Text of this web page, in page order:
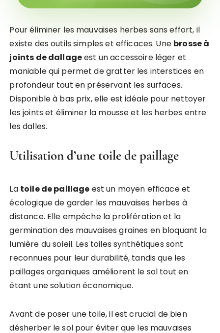
Pour éliminer les mauvaises herbes sans effort, il
existe des outils simples et efficaces. Une brosse à
joints de dallageest un accessoire léger et
maniable qui permet de gratter les interstices en
profondeur tout en préservant les surfaces.
Disponible à bas prix, elle est idéale pour nettoyer
les joints et éliminer la mousse et les herbes entre
les dalles.
Utilisation d’une toile de paillage
La toile de paillage est un moyen efficace et
écologique de garder les mauvaises herbes à
distance. Elle empêche la prolifération et la
germination des mauvaises graines en bloquant la
lumière du soleil. Les toiles synthétiques sont
reconnues pour leur durabilité, tandis que les
paillages organiques améliorent le sol tout en
étant une solution économique.
Avant de poser une toile, il est crucial de bien
désherber le sol pour éviter que les mauvaises